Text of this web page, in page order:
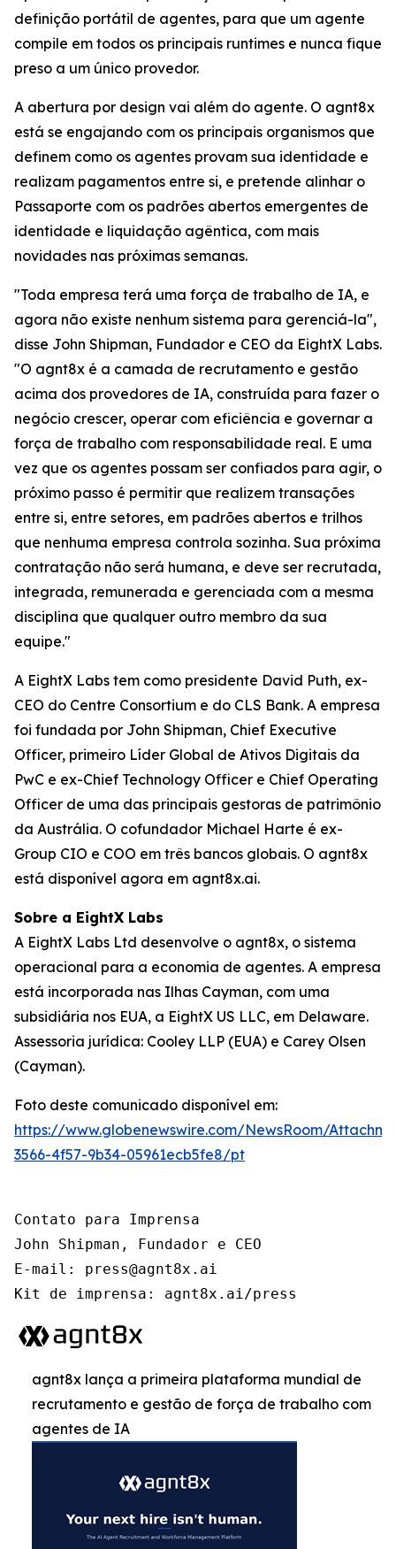
definição portátil de agentes, para que um agente
compile em todos os principais runtimes e nunca fique
preso a um único provedor.
A abertura por design vai além do agente. O agnt8x
está se engajando com os principais organismos que
definem como os agentes provam sua identidade e
realizam pagamentos entre si, e pretende alinhar o
Passaporte com os padrões abertos emergentes de
identidade e liquidação agêntica, com mais
novidades nas próximas semanas.
"Toda empresa terá uma força de trabalho de IA, e
agora não existe nenhum sistema para gerenciá-la",
disse John Shipman, Fundador e CEO da EightX Labs.
"O agnt8x é a camada de recrutamento e gestão
acima dos provedores de IA, construída para fazer o
negócio crescer, operar com eficiência e governar a
força de trabalho com responsabilidade real. E uma
vez que os agentes possam ser confiados para agir, o
próximo passo é permitir que realizem transações
entre si, entre setores, em padrões abertos e trilhos
que nenhuma empresa controla sozinha. Sua próxima
contratação não será humana, e deve ser recrutada,
integrada, remunerada e gerenciada com a mesma
disciplina que qualquer outro membro da sua
equipe."
A EightX Labs tem como presidente David Puth, ex-
CEO do Centre Consortium e do CLS Bank. A empresa
foi fundada por John Shipman, Chief Executive
Officer, primeiro Líder Global de Ativos Digitais da
PwC e ex-Chief Technology Officer e Chief Operating
Officer de uma das principais gestoras de patrimônio
da Austrália. O cofundador Michael Harte é ex-
Group CIO e COO em três bancos globais. O agnt8x
está disponível agora em agnt8x.ai.
Sobre a EightX Labs
A EightX Labs Ltd desenvolve o agnt8x, o sistema
operacional para a economia de agentes. A empresa
está incorporada nas Ilhas Cayman, com uma
subsidiária nos EUA, a EightX US LLC, em Delaware.
Assessoria jurídica: Cooley LLP (EUA) e Carey Olsen
(Cayman).
Foto deste comunicado disponível em:
https://www.globenewswire.com/NewsRoom/
3566-4f57-9b34-05961ecb5fe8/pt
Contato para Imprensa
John Shipman, Fundador e CEO
E-mail: press@agnt8x.ai
Kit de imprensa: agnt8x.ai/press
agnt8x lança a primeira plataforma mundial de
recrutamento e gestão de força de trabalho com
agentes de IA